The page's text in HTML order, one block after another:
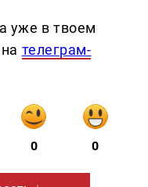
уже в твоем
телеграм-
0 0